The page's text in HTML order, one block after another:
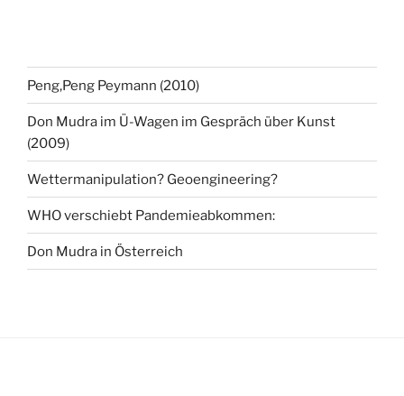
Peng,Peng Peymann (2010)
Don Mudra im Ü-Wagen im Gespräch über Kunst
(2009)
Wettermanipulation? Geoengineering?
WHO verschiebt Pandemieabkommen:
Don Mudra in Österreich